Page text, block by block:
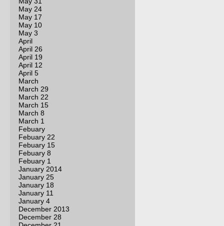
May 24
May 17
May 10
May 3
April
April 26
April 19
April 12
April 5
March
March 29
March 22
March 15
March 8
March 1
Febuary
Febuary 22
Febuary 15
Febuary 8
Febuary 1
January 2014
January 25
January 18
January 11
January 4
December 2013
December 28